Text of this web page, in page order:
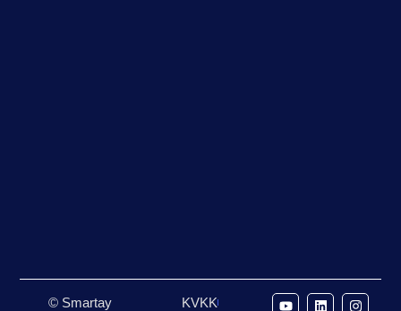
© Smartay
KVKK